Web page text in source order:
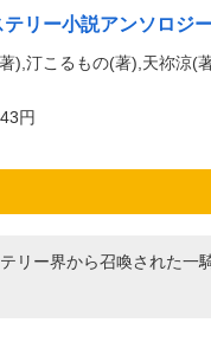
テリー小説アンソロ
),汀こるもの(著),天祢涼(
円
ー界から召喚された一